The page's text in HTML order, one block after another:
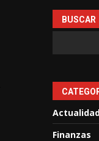
BUSCAR
Finanzas